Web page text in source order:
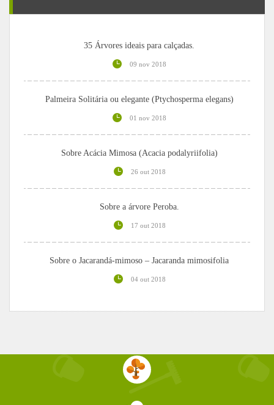
35 Árvores ideais para calçadas.
09 nov 2018
Palmeira Solitária ou elegante (Ptychosperma elegans)
01 nov 2018
Sobre Acácia Mimosa (Acacia podalyriifolia)
26 out 2018
Sobre a árvore Peroba.
17 out 2018
Sobre o Jacarandá-mimoso – Jacaranda mimosifolia
04 out 2018